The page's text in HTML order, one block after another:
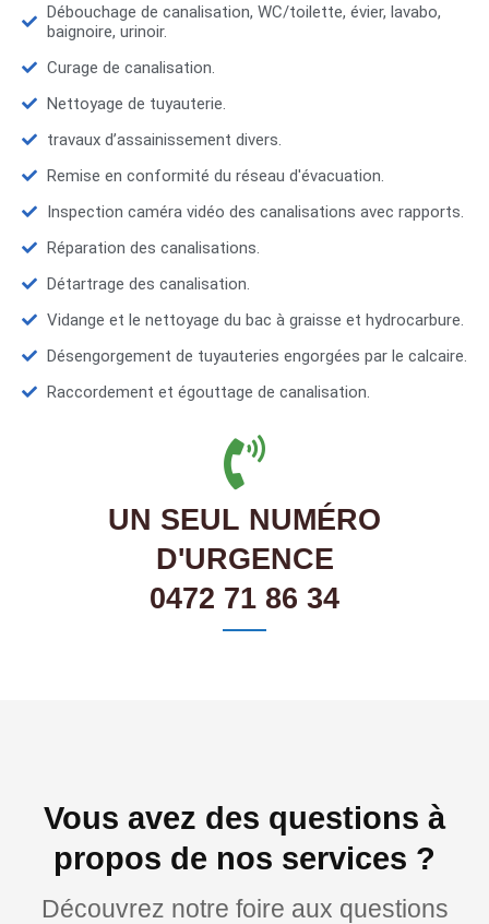
Débouchage de canalisation, WC/toilette, évier, lavabo,
baignoire, urinoir.
Curage de canalisation.
Nettoyage de tuyauterie.
travaux d’assainissement divers.
Remise en conformité du réseau d'évacuation.
Inspection caméra vidéo des canalisations avec rapports.
Réparation des canalisations.
Détartrage des canalisation.
Vidange et le nettoyage du bac à graisse et hydrocarbure.
Désengorgement de tuyauteries engorgées par le calcaire.
Raccordement et égouttage de canalisation.
UN SEUL NUMÉRO
D'URGENCE
0472 71 86 34
Vous avez des questions à
propos de nos services ?
Découvrez notre foire aux questions